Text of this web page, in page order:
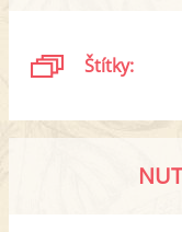
Štítky: